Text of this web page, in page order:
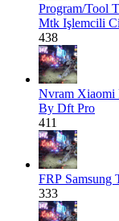
Program/Tool
Mtk Işlemcili
438
Nvram Xiaomi
By Dft Pro
411
FRP Samsung
333